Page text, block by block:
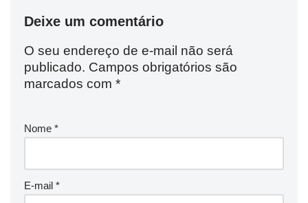
Deixe um comentário
O seu endereço de e-mail não será
publicado. Campos obrigatórios são
marcados com *
Nome *
E-mail *